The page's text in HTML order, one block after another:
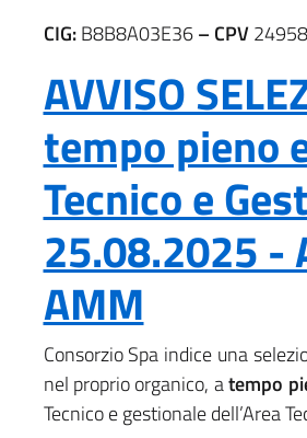
CIG:B8B8A03E36– CPV
AVVISO
tempo pieno
Tecnico e
25.08.2025 -
AMM
Consorzio Spa indice una
nel proprio organico, atempo
Tecnico e gestionale dell’Area